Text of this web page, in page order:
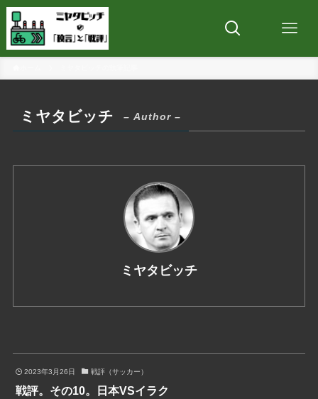
ミヤタビッチ – Author –
ミヤタビッチ
2023年3月26日 戦評（サッカー）
戦評。その10。日本VSイラク